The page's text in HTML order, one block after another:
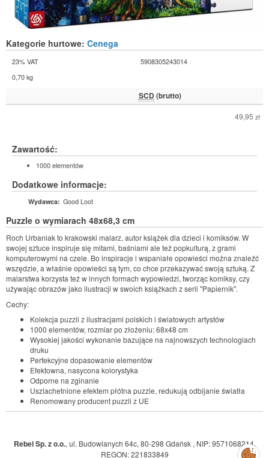
Kategorie hurtowe: Cenega
23% VAT
5908305243014
0,70 kg
SCD (brutto)
49,95 zł
Zawartość:
1000 elementów
Dodatkowe informacje:
Wydawca: Good Loot
Puzzle o wymiarach 48x68,3 cm
Roch Urbaniak to krakowski malarz, autor książek dla dzieci i komiksów. W
swojej sztuce inspiruje się mitami, baśniami ale też popkulturą, z grami
komputerowymi na czele. Bo inspiracje i wspaniałe opowieści można znaleźć
wszędzie, a właśnie opowieści są tym, co chce przekazywać swoją sztuką. Z
malarstwa korzysta też w innych formach wypowiedzi, tworząc komiksy, czy
używając obrazów jako ilustracji w swoich książkach z serii "Papiernik".
Cechy:
Kolekcja puzzli z ilustracjami polskich i światowych artystów
1000 elementów, rozmiar po złożeniu: 68x48 cm
Wysokiej jakości wykonanie bazujące na najnowszych technologiach
druku
Perfekcyjne dopasowanie elementów
Efektowna, nasycona kolorystyka
Odporne na zginanie
Uszlachetnione efektem płótna puzzle, redukują odbijanie światła
Renomowany producent puzzli z UE
Rebel Sp. z o.o., ul. Budowlanych 64c, 80-298 Gdańsk, NIP: 9571068214,
REGON: 221833849
Zarządzaj
preferencjami
cookies